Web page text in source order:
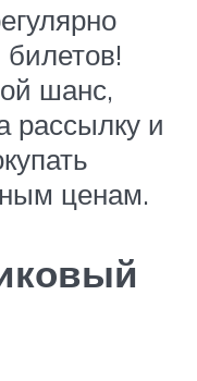
шанс,
рассылку и
ценам.